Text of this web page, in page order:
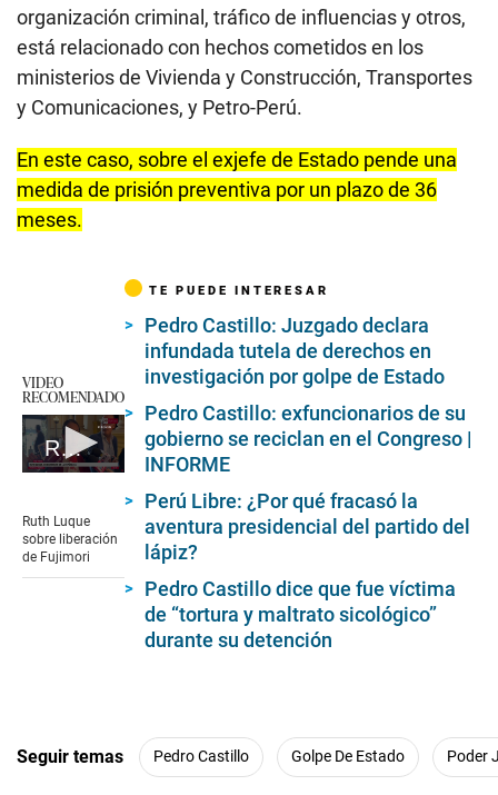
organización criminal, tráfico de influencias y otros,
está relacionado con hechos cometidos en los
ministerios de Vivienda y Construcción, Transportes
y Comunicaciones, y Petro-Perú.
En este caso, sobre el exjefe de Estado pende una
medida de prisión preventiva por un plazo de 36
meses.
VIDEO
RECOMENDADO
Ruth Luque sobre liberación de Fujimori
of
3
minutes,
Ruth Luque
sobre liberación
de Fujimori
TE PUEDE INTERESAR
Pedro Castillo: Juzgado declara
infundada tutela de derechos en
investigación por golpe de Estado
Pedro Castillo: exfuncionarios de su
gobierno se reciclan en el Congreso |
INFORME
Perú Libre: ¿Por qué fracasó la
aventura presidencial del partido del
lápiz?
Pedro Castillo dice que fue víctima
de “tortura y maltrato sicológico”
durante su detención
Seguir temas Pedro Castillo Golpe De Estado Poder